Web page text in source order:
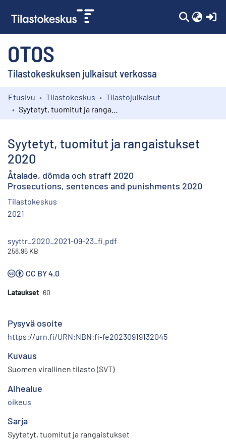
OTOS
Tilastokeskuksen julkaisut verkossa
Kokoelmat
Etusivu Tilastokeskus
Tilastojulkaisut
Syytetyt, tuomitut ja rangaistukset
2020
Åtalade, dömda och straff 2020
Prosecutions, sentences and punishments 2020
Tilastokeskus
2021
syyttr_2020_2021-09-23_fi.pdf
258.96 KB
CC BY 4.0
Lataukset 60
Pysyvä osoite
https://urn.fi/URN:NBN:fi-fe20230919132045
Kuvaus
Suomen virallinen tilasto (SVT)
Aihealue
oikeus
Sarja
Syytetyt, tuomitut ja rangaistukset